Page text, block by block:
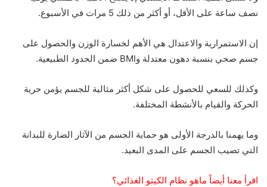
نصف ساعة على الأقل، أو أكثر من ذلك 5 مرات في الأسبوع.
إن الاستمرارية والاعتدال هي الأهم لخسارة الوزن والحصول على
جسم صحي بنسبة دهون معتدلة وBMI ضمن الحدود الطبيعية.
وكذلك للسعي للحصول على شكل أكثر مثالية للجسم يؤمن حرية
الحركة والقيام بالأنشطة المختلفة.
وما يهمنا بالدرجة الأولى هو حماية الجسم من الآثار الضارة للبدانة
التي تصيب الجسم على المدى البعيد.
اقرأ معنا أيضاً ماهو نظام الكيتو الغذائي؟